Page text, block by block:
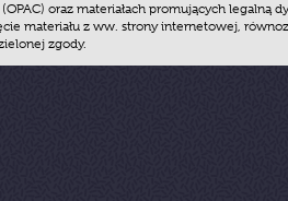
oraz materiałach promujących legalną
materiału z ww. strony internetowej,
zgody.